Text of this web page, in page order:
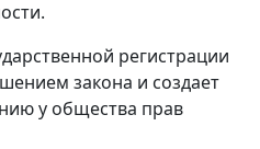
регистрации
закона и создает
у общества прав